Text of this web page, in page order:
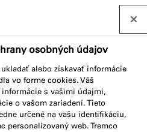
profil –
okná
osobných údajov
alebo získavať informácie
vo forme cookies. Váš
s vašimi údajmi,
o vašom zariadení. Tieto
určené na vašu identifikáciu,
personalizovaný web. Tremco